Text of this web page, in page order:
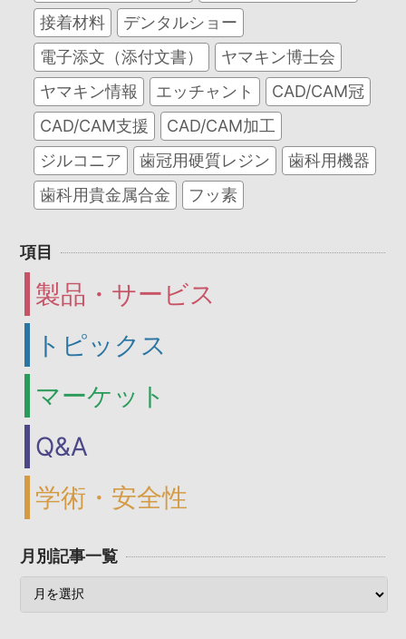
接着材料
デンタルショー
電子添文（添付文書）
ヤマキン博士会
ヤマキン情報
エッチャント
CAD/CAM冠
CAD/CAM支援
CAD/CAM加工
ジルコニア
歯冠用硬質レジン
歯科用機器
歯科用貴金属合金
フッ素
項目
製品・サービス
トピックス
マーケット
Q&A
学術・安全性
月別記事一覧